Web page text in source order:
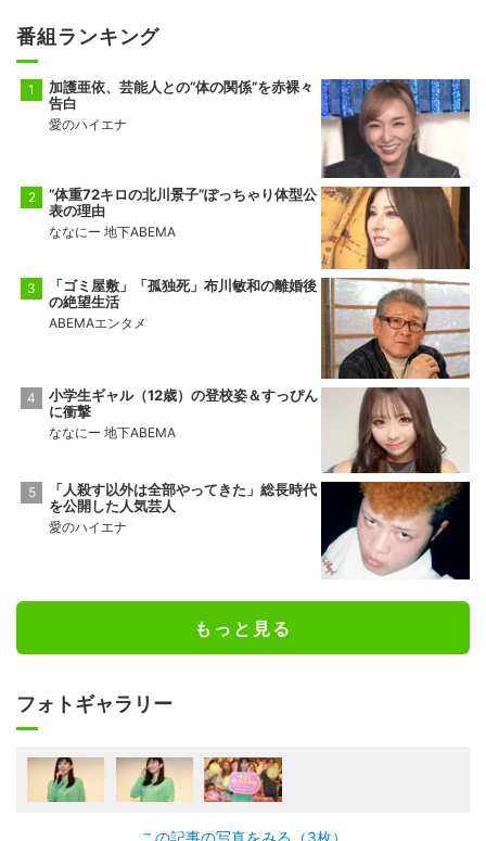
番組ランキング
加護亜依、芸能人との“体の関係”を赤裸々
告白
愛のハイエナ
“体重72キロの北川景子”ぽっちゃり体型公
表の理由
ななにー 地下ABEMA
「ゴミ屋敷」「孤独死」布川敏和の離婚後
の絶望生活
ABEMAエンタメ
小学生ギャル（12歳）の登校姿＆すっぴん
に衝撃
ななにー 地下ABEMA
「人殺す以外は全部やってきた」総長時代
を公開した人気芸人
愛のハイエナ
もっと見る
フォトギャラリー
この記事の写真をみる（3枚）